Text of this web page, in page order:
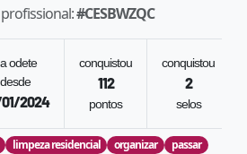
#CESBWZQC
odete
desde
2024
conquistou
112
pontos
conquistou
2
selos
limpeza residencial organizar passar